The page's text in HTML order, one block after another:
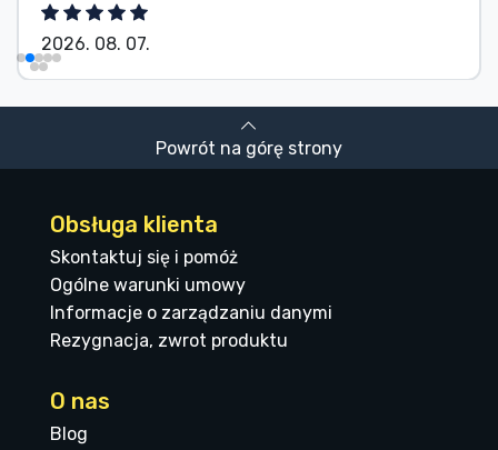
2026. 08. 07.
Powrót na górę strony
Obsługa klienta
Skontaktuj się i pomóż
Ogólne warunki umowy
Informacje o zarządzaniu danymi
Rezygnacja, zwrot produktu
O nas
Blog